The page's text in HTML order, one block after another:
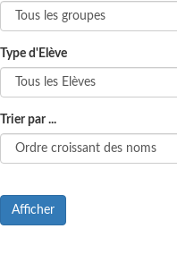
Type d'Elève
Trier par ...
Afficher